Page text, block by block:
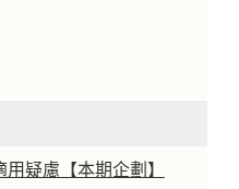
疑慮【本期企劃】